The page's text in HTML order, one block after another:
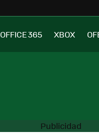
OFFICE 365 XBOX